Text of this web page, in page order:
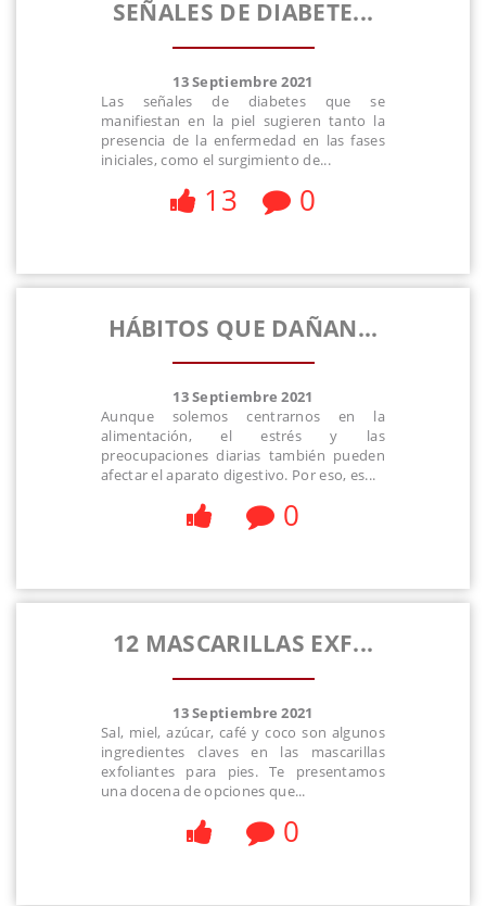
SEÑALES DE DIABETE...
13 Septiembre 2021
Las señales de diabetes que se
manifiestan en la piel sugieren tanto la
presencia de la enfermedad en las fases
iniciales, como el surgimiento de...
13 0
HÁBITOS QUE DAÑAN...
13 Septiembre 2021
Aunque solemos centrarnos en la
alimentación, el estrés y las
preocupaciones diarias también pueden
afectar el aparato digestivo. Por eso, es...
0
12 MASCARILLAS EXF...
13 Septiembre 2021
Sal, miel, azúcar, café y coco son algunos
ingredientes claves en las mascarillas
exfoliantes para pies. Te presentamos
una docena de opciones que...
0